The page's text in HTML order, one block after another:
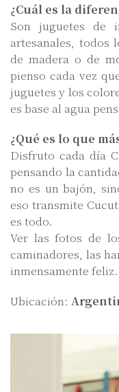
¿Cuál es la
Son juguetes de
artesanales, todos
de madera o de
pienso cada vez
juguetes y los
es base al agua
¿Qué es lo que
Disfruto cada día
pensando la
no es un bajón,
eso transmite
es todo.
Ver las fotos de
caminadores, las
inmensamente feliz.
Ubicación: